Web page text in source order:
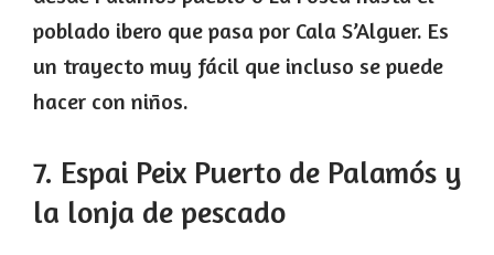
poblado ibero que pasa por Cala S’Alguer. Es
un trayecto muy fácil que incluso se puede
hacer con niños.
7. Espai Peix Puerto de Palamós y
la lonja de pescado